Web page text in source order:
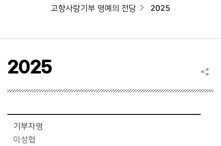
고향사랑기부 명예의 전당
2025
2025
기부자명
이성협